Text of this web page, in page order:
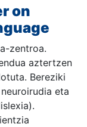
on
zentroa.
aztertzen
Bereziki
eta